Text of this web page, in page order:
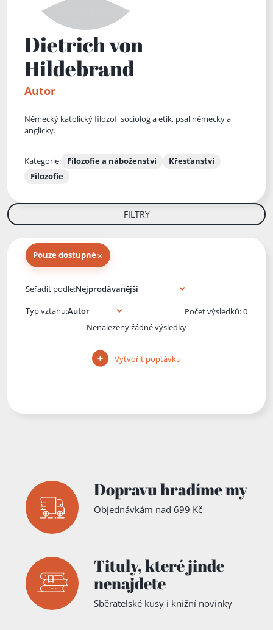
Dietrich von
Hildebrand
Autor
Německý katolický filozof, sociolog a etik, psal německy a
anglicky.
Kategorie: Filozofie a náboženství
Křesťanství
Filozofie
FILTRY
Pouze dostupné×
Seřadit podle:
Typ vztahu:
Počet výsledků: 0
Nenalezeny žádné výsledky
Vytvořit poptávku
Dopravu hradíme my
Objednávkám nad 699 Kč
Tituly,které jinde
nenajdete
Sběratelské kusy i knižní novinky